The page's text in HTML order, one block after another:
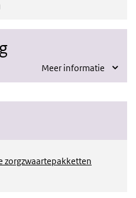
Meer informatie
zorgzwaartepakketten